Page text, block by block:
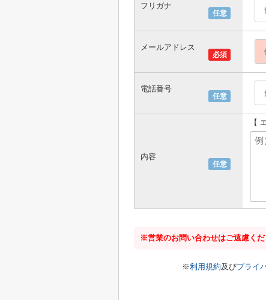
任意
フリガナ
必須
メールアドレス
任意
電話番号
任意
内容
【
※営業のお問い合わせはご遠慮くだ
※利用規約及びプライ